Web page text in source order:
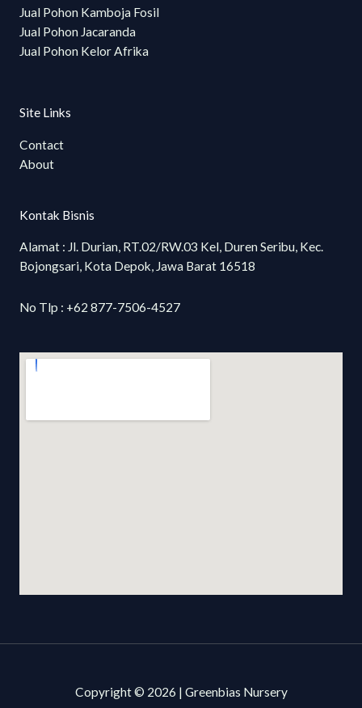
Jual Pohon Kamboja Fosil
Jual Pohon Jacaranda
Jual Pohon Kelor Afrika
Site Links
Contact
About
Kontak Bisnis
Alamat : Jl. Durian, RT.02/RW.03 Kel, Duren Seribu, Kec.
Bojongsari, Kota Depok, Jawa Barat 16518
No Tlp : +62 877-7506-4527
Copyright © 2026 | Greenbias Nursery